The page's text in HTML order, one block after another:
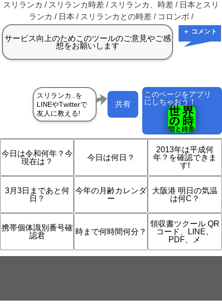
スリランカ / スリランカ時差 / スリランカ、時差 / 日本とスリ
ランカ / 日本 / スリランカとの時差 / コロンボ /
＋ コメント
このページをアプリ
にしちゃおう！
共有
今日は令和何年？今
現在は？
今日は何日？
2013年は平成何
年？を確認できま
す!
3月3日まであと何
日？
今年の月齢カレンダ
ー
大阪港 明日の気温
は何C？
携帯個体識別番号確
認君
時まで何時間何分？
領収書ツクール QR
コード、LINE、
PDF、メ